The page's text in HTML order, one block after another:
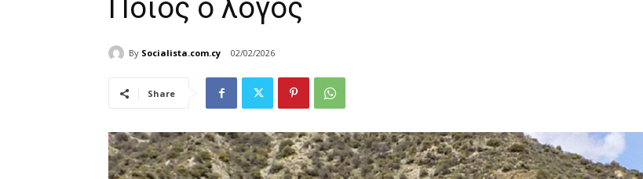
Ποιος ο λόγος
By Socialista.com.cy 02/02/2026
Share